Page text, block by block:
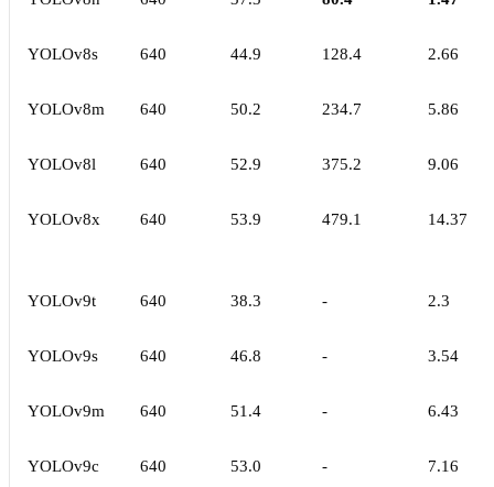
YOLOv8s 640 44.9 128.4 2.66
YOLOv8m 640 50.2 234.7 5.86
YOLOv8l 640 52.9 375.2 9.06
YOLOv8x 640 53.9 479.1 14.37
YOLOv9t 640 38.3 - 2.3
YOLOv9s 640 46.8 - 3.54
YOLOv9m 640 51.4 - 6.43
YOLOv9c 640 53.0 - 7.16